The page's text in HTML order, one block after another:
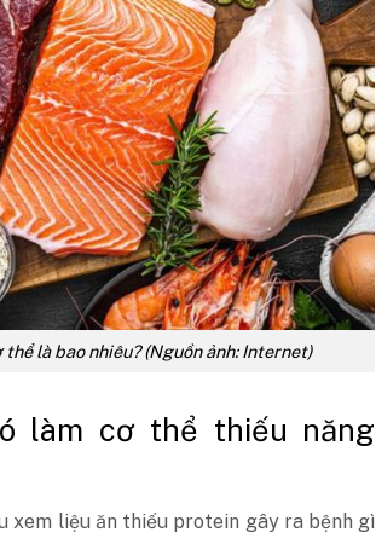
là bao nhiêu? (Nguồn ảnh: Internet)
làm cơ thể thiếu năng
xem liệu ăn thiếu protein gây ra bệnh gì